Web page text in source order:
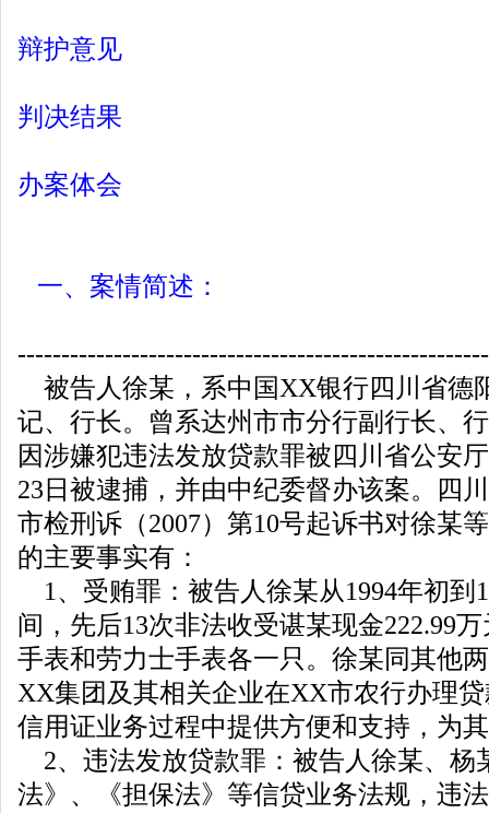
辩护意见
判决结果
办案体会
一、案情简述：
被告人徐某，系中国XX银行四川省德
记、行长。曾系达州市市分行副行长、
因涉嫌犯违法发放贷款罪被四川省公安
23日被逮捕，并由中纪委督办该案。四
市检刑诉（2007）第10号起诉书对徐某
的主要事实有：
1、受贿罪：被告人徐某从1994年初到
间，先后13次非法收受谌某现金222.99
手表和劳力士手表各一只。徐某同其他
XX集团及其相关企业在XX市农行办理
信用证业务过程中提供方便和支持，为
2、违法发放贷款罪：被告人徐某、杨
法》、《担保法》等信贷业务法规，违